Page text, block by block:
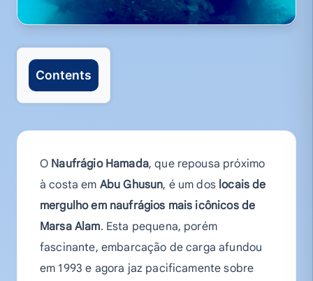
Contents
O Naufrágio Hamada, que repousa próximo
à costa em Abu Ghusun, é um dos locais de
mergulho em naufrágios mais icônicos de
Marsa Alam. Esta pequena, porém
fascinante, embarcação de carga afundou
em 1993 e agora jaz pacificamente sobre